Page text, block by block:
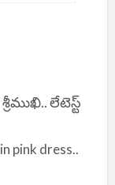
లేటెస్ట్
pink dress..